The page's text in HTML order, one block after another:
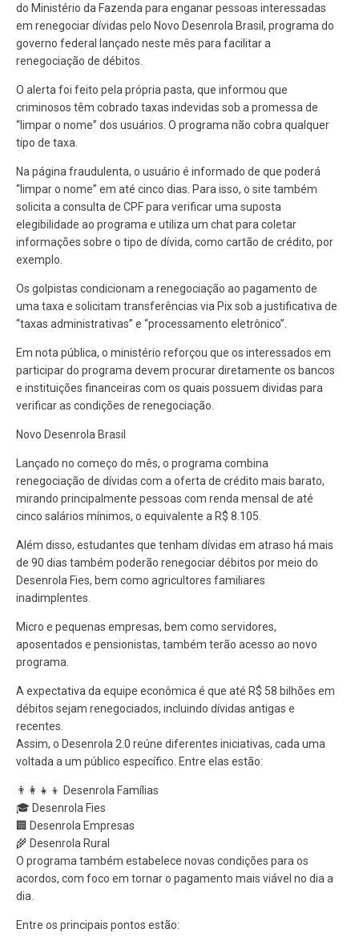
do Ministério da Fazenda para enganar pessoas interessadas
em renegociar dívidas pelo Novo Desenrola Brasil, programa do
governo federal lançado neste mês para facilitar a
renegociação de débitos.
O alerta foi feito pela própria pasta, que informou que
criminosos têm cobrado taxas indevidas sob a promessa de
“limpar o nome” dos usuários. O programa não cobra qualquer
tipo de taxa.
Na página fraudulenta, o usuário é informado de que poderá
“limpar o nome” em até cinco dias. Para isso, o site também
solicita a consulta de CPF para verificar uma suposta
elegibilidade ao programa e utiliza um chat para coletar
informações sobre o tipo de dívida, como cartão de crédito, por
exemplo.
Os golpistas condicionam a renegociação ao pagamento de
uma taxa e solicitam transferências via Pix sob a justificativa de
“taxas administrativas” e “processamento eletrônico”.
Em nota pública, o ministério reforçou que os interessados em
participar do programa devem procurar diretamente os bancos
e instituições financeiras com os quais possuem dividas para
verificar as condições de renegociação.
Novo Desenrola Brasil
Lançado no começo do mês, o programa combina
renegociação de dívidas com a oferta de crédito mais barato,
mirando principalmente pessoas com renda mensal de até
cinco salários mínimos, o equivalente a R$ 8.105.
Além disso, estudantes que tenham dívidas em atraso há mais
de 90 dias também poderão renegociar débitos por meio do
Desenrola Fies, bem como agricultores familiares
inadimplentes.
Micro e pequenas empresas, bem como servidores,
aposentados e pensionistas, também terão acesso ao novo
programa.
A expectativa da equipe econômica é que até R$ 58 bilhões em
débitos sejam renegociados, incluindo dívidas antigas e
recentes.
Assim, o Desenrola 2.0 reúne diferentes iniciativas, cada uma
voltada a um público específico. Entre elas estão:
👨‍👩‍👧‍👦 Desenrola Famílias
🎓 Desenrola Fies
🏢 Desenrola Empresas
🌾 Desenrola Rural
O programa também estabelece novas condições para os
acordos, com foco em tornar o pagamento mais viável no dia a
dia.
Entre os principais pontos estão: